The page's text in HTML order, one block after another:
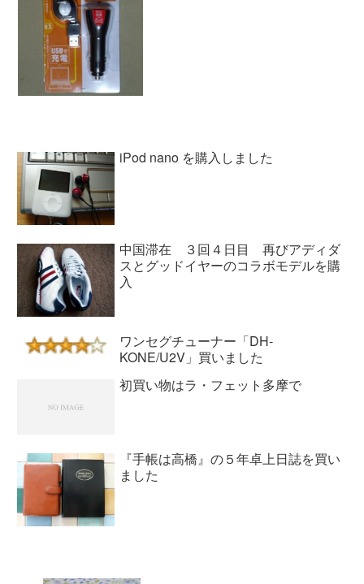
iPod nano を購入しました
中国滞在 ３回４日目 再びアディダ
スとグッドイヤーのコラボモデルを購
入
ワンセグチューナー「DH-
KONE/U2V」買いました
初買い物はラ・フェット多摩で
『手帳は高橋』の５年卓上日誌を買い
ました